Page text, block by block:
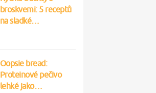
broskvemi: 5 receptů
na sladké…
Oopsie bread:
Proteinové pečivo
lehké jako…